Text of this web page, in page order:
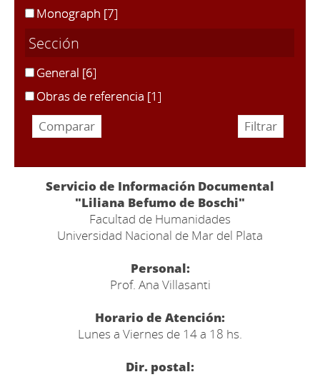
Monograph [7]
Sección
General [6]
Obras de referencia [1]
Servicio de Información Documental
"Liliana Befumo de Boschi"
Facultad de Humanidades
Universidad Nacional de Mar del Plata
Personal:
Prof. Ana Villasanti
Horario de Atención:
Lunes a Viernes de 14 a 18 hs.
Dir. postal: